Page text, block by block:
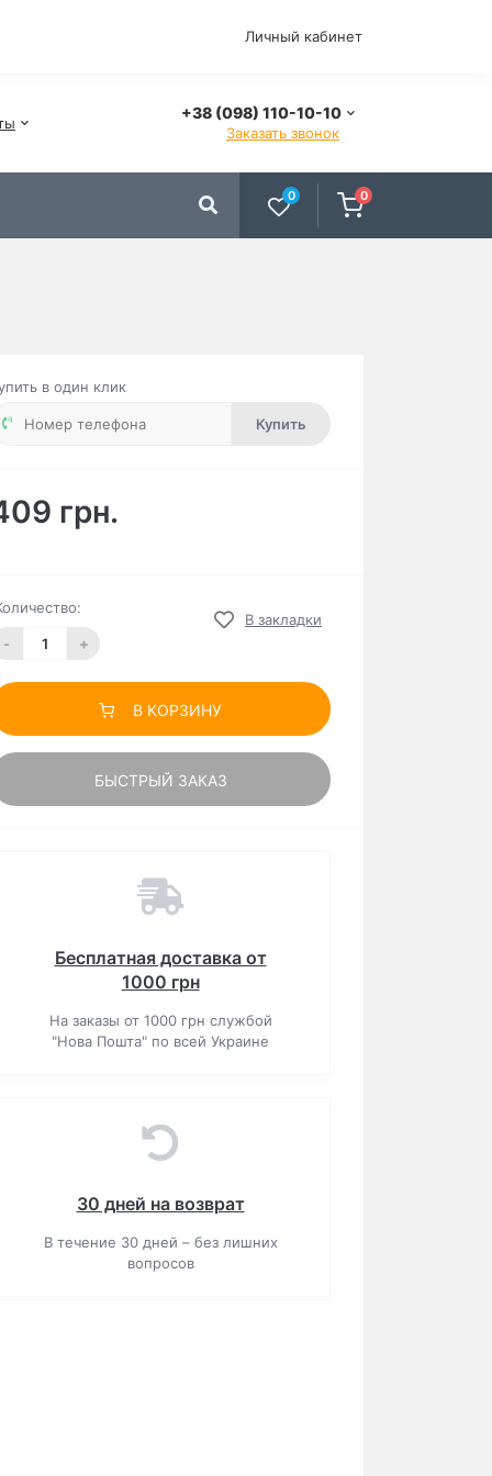
Личный кабинет
+38 (098) 110-10-10
Заказать звонок
0 0
в один клик
Купить
грн.
- +
В закладки
В КОРЗИНУ
БЫСТРЫЙ ЗАКАЗ
Бесплатная доставка от
1000 грн
На заказы от 1000 грн службой
"Нова Пошта" по всей Украине
30 дней на возврат
В течение 30 дней – без лишних
вопросов